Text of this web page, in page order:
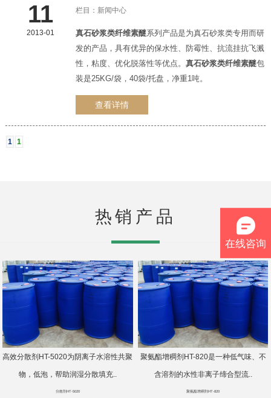
1 2 3
11
2013-01
栏目： 新闻中心
真石砂浆类纤维素醚系列产品是为真石砂浆类专用而研
发的产品，具有优异的保水性、防霉性、抗流挂抗飞溅
性，粘度、优化脱落性等优点。 真石砂浆类纤维素醚包
装是25KG/袋，40袋/托盘，净重1吨。
查看详情
1 1
热销产品
高效分散剂HT-5020为阴离子水溶性共聚
物，低泡，帮助润湿分散填充..
分散剂HT-5020
聚氨酯增稠剂HT-820是一种低气味、不
含溶剂的水性非离子缔合型流..
聚氨酯增稠剂HT-820
在线咨询